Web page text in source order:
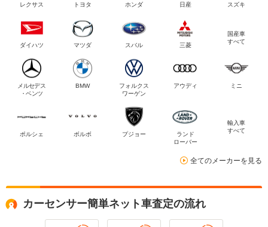
レクサス トヨタ ホンダ 日産 スズキ
ダイハツ マツダ スバル 三菱
国産車
すべて
メルセデス
・ベンツ
BMW
フォルクス
ワーゲン
アウディ ミニ
ポルシェ ボルボ プジョー
ランド
ローバー
輸入車
すべて
全てのメーカーを見る
カーセンサー簡単ネット車査定の流れ